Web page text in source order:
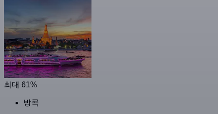
최대 61%
방콕